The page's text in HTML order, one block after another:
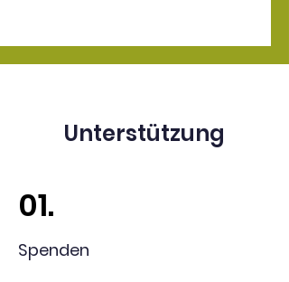
Unterstützung
01.
Spenden